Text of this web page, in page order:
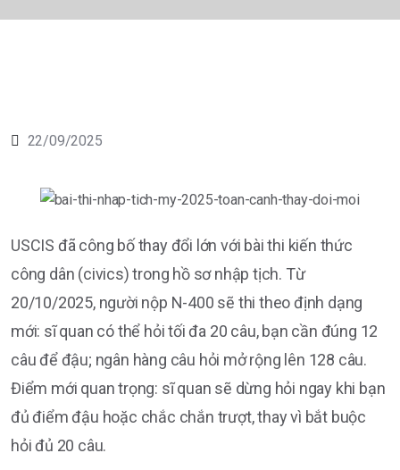
22/09/2025
USCIS đã công bố thay đổi lớn với bài thi kiến thức
công dân (civics) trong hồ sơ nhập tịch. Từ
20/10/2025, người nộp N-400 sẽ thi theo định dạng
mới: sĩ quan có thể hỏi tối đa 20 câu, bạn cần đúng 12
câu để đậu; ngân hàng câu hỏi mở rộng lên 128 câu.
Điểm mới quan trọng: sĩ quan sẽ dừng hỏi ngay khi bạn
đủ điểm đậu hoặc chắc chắn trượt, thay vì bắt buộc
hỏi đủ 20 câu.